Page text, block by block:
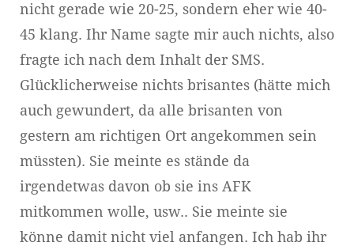
nicht gerade wie 20-25, sondern eher wie 40-
45 klang. Ihr Name sagte mir auch nichts, also
fragte ich nach dem Inhalt der SMS.
Glücklicherweise nichts brisantes (hätte mich
auch gewundert, da alle brisanten von
gestern am richtigen Ort angekommen sein
müssten). Sie meinte es stände da
irgendetwas davon ob sie ins AFK
mitkommen wolle, usw.. Sie meinte sie
könne damit nicht viel anfangen. Ich hab ihr